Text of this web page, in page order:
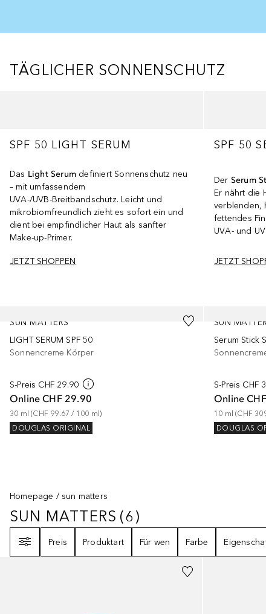
TÄGLICHER SONNENSCHUTZ
SPF 50 LIGHT SERUM
Das Light Serum definiert Sonnenschutz neu
– mit umfassendem
UVA‑/UVB‑Breitbandschutz. Leicht und
mikrobiomfreundlich zieht es sofort ein und
dient bei empfindlicher Haut als sanfter
Make‑up‑Primer.
JETZT SHOPPEN
SPF 50
Der Serum
Er nährt die
verblenden,
fettendes
UVA- und
JETZT
SUN MATTERS
LIGHT SERUM SPF 50
Sonnencreme Körper
S-Preis CHF 29.90
Online CHF 29.90
30 ml (CHF 99.67 / 100 ml)
DOUGLAS ORIGINAL
SUN
Serum Stick
S-Preis CHF
Online
10 ml (CHF
DOUGLAS
Homepage sun matters
SUN MATTERS6ERGEBNISSE
SUN MATTERS (6 )
Preis
Produktart Für wen Farbe